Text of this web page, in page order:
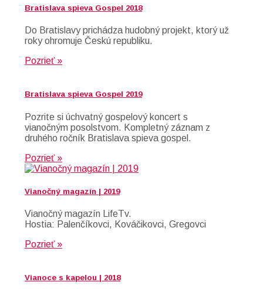
Bratislava spieva Gospel 2018
Do Bratislavy prichádza hudobný projekt, ktorý už
roky ohromuje Českú republiku.
Pozrieť »
Bratislava spieva Gospel 2019
Pozrite si úchvatný gospelový koncert s
vianočným posolstvom. Kompletný záznam z
druhého ročník Bratislava spieva gospel.
Pozrieť »
Vianočný magazín | 2019
Vianočný magazín LifeTv.
Hostia: Palenčíkovci, Kováčikovci, Gregovci
Pozrieť »
Vianoce s kapelou | 2018